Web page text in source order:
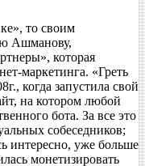
то своим
Ашманову,
которая
маркетинга. «Греть
когда запустила свой
на котором любой
бота. За все это
собеседников;
интересно, уже больше
монетизировать